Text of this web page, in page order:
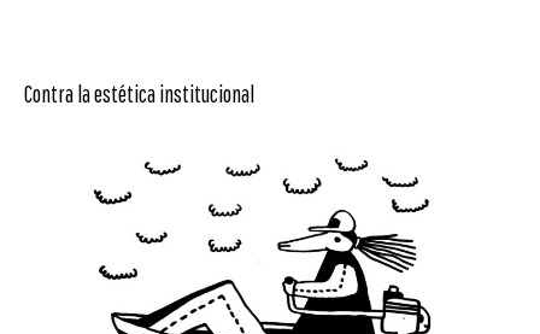
Contra la estética institucional